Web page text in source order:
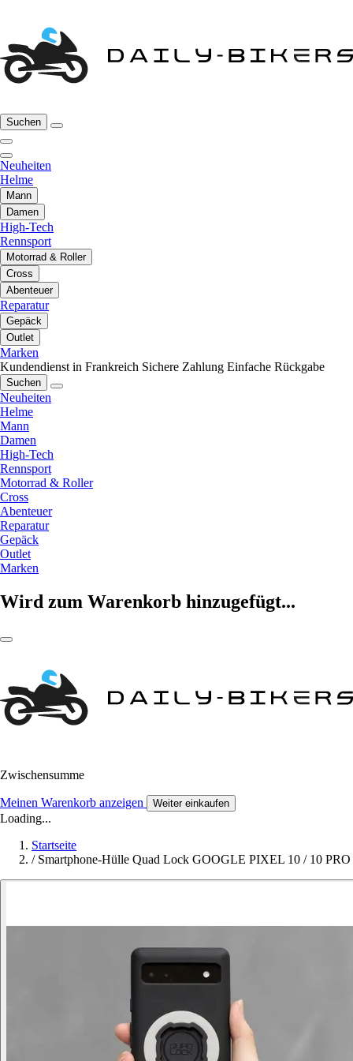
Suchen
Neuheiten
Helme
Mann
Damen
High-Tech
Rennsport
Motorrad & Roller
Cross
Abenteuer
Reparatur
Gepäck
Outlet
Marken
Kundendienst in Frankreich Sichere Zahlung Einfache Rückgabe
Suchen
Neuheiten
Helme
Mann
Damen
High-Tech
Rennsport
Motorrad & Roller
Cross
Abenteuer
Reparatur
Gepäck
Outlet
Marken
Wird zum Warenkorb hinzugefügt...
Zwischensumme
Meinen Warenkorb anzeigen Weiter einkaufen
Loading...
Startseite
/ Smartphone-Hülle Quad Lock GOOGLE PIXEL 10 / 10 PRO